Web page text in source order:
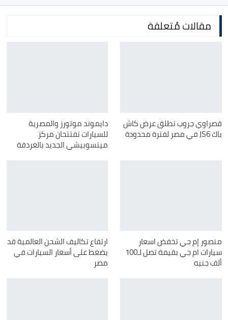
مقالات مُتعلقة
قصراوي جروب تطلق عرض كاش
باك JS6 في مصر لفترة محدودة
دايموند موتورز والمصرية
للسيارات تفتتحان مركز
ميتسوبيشي الجديد بالغردقة
منصور إم جي تخفض اسعار
سيارات ام جي بقيمة تصل لـ100
ألف جنيه
ارتفاع تكاليف الشحن العالمية قد
يضغط على أسعار السيارات في
مصر